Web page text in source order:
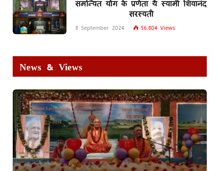
समन्वित योग के प्रणेता थे स्वामी शिवानंद
सरस्वती
8 September 2024 56,804 Views
News & Views